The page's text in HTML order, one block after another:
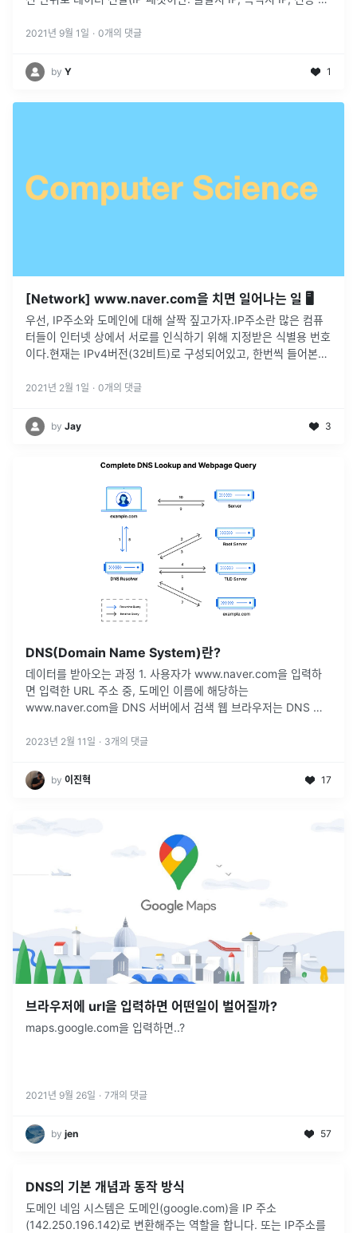
2021년 9월 1일 · 0개의 댓글
by Y 1
[Network] www.naver.com을 치면 일어나는 일 🖥
우선, IP주소와 도메인에 대해 살짝 짚고가자.IP주소란 많은 컴퓨
터들이 인터넷 상에서 서로를 인식하기 위해 지정받은 식별용 번호
이다.현재는 IPv4버전(32비트)로 구성되어있고, 한번씩 들어본
2021년 2월 1일 · 0개의 댓글
by Jay 3
DNS(Domain Name System)란?
데이터를 받아오는 과정 1. 사용자가 www.naver.com을 입력하
면 입력한 URL 주소 중, 도메인 이름에 해당하는
www.naver.com을 DNS 서버에서 검색 웹 브라우저는 DNS 서
서버란...
2023년 2월 11일 · 3개의 댓글
by 이진혁 17
브라우저에 url을 입력하면 어떤일이 벌어질까?
maps.google.com을 입력하면..?
2021년 9월 26일 · 7개의 댓글
by jen 57
DNS의 기본 개념과 동작 방식
도메인 네임 시스템은 도메인(google.com)을 IP 주소
(142.250.196.142)로 변환해주는 역할을 합니다. 또는 IP주소를